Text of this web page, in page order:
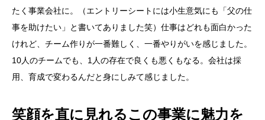
たく事業会社に。（エントリーシートには小生意気にも「父の仕
事を助けたい」と書いてありました笑）仕事はどれも面白かった
けれど、チーム作りが一番難しく、一番やりがいを感じました。
10人のチームでも、1人の存在で良くも悪くもなる。会社は採
用、育成で変わるんだと身にしみて感じました。
笑顔を直に見れるこの事業に魅力を